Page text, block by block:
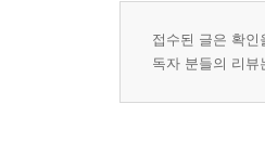
접수된 글은 확인
독자 분들의 리